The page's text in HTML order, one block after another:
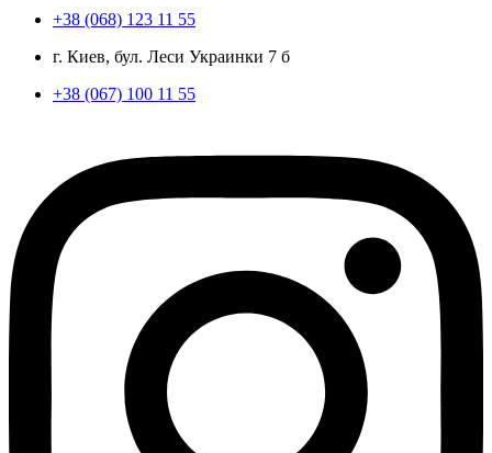
+38 (068) 123 11 55
г. Киев, бул. Леси Украинки 7 б
+38 (067) 100 11 55